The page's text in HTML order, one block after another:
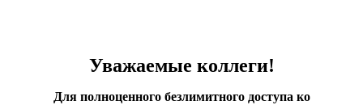
Уважаемые коллеги!
Для полноценного безлимитного доступа ко